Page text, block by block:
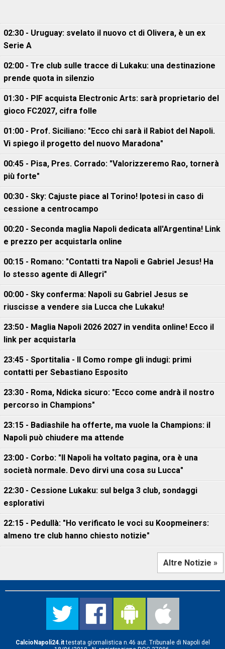
02:30 - Uruguay: svelato il nuovo ct di Olivera, è un ex
Serie A
02:00 - Tre club sulle tracce di Lukaku: una destinazione
prende quota in silenzio
01:30 - PIF acquista Electronic Arts: sarà proprietario del
gioco FC2027, cifra folle
01:00 - Prof. Siciliano: "Ecco chi sarà il Rabiot del Napoli.
Vi spiego il progetto del nuovo Maradona"
00:45 - Pisa, Pres. Corrado: "Valorizzeremo Rao, tornerà
più forte"
00:30 - Sky: Cajuste piace al Torino! Ipotesi in caso di
cessione a centrocampo
00:20 - Seconda maglia Napoli dedicata all'Argentina! Link
e prezzo per acquistarla online
00:15 - Romano: "Contatti tra Napoli e Gabriel Jesus! Ha
lo stesso agente di Allegri"
00:00 - Sky conferma: Napoli su Gabriel Jesus se
riuscisse a vendere sia Lucca che Lukaku!
23:50 - Maglia Napoli 2026 2027 in vendita online! Ecco il
link per acquistarla
23:45 - Sportitalia - Il Como rompe gli indugi: primi
contatti per Sebastiano Esposito
23:30 - Roma, Ndicka sicuro: "Ecco come andrà il nostro
percorso in Champions"
23:15 - Badiashile ha offerte, ma vuole la Champions: il
Napoli può chiudere ma attende
23:00 - Corbo: "Il Napoli ha voltato pagina, ora è una
società normale. Devo dirvi una cosa su Lucca"
22:30 - Cessione Lukaku: sul belga 3 club, sondaggi
esplorativi
22:15 - Pedullà: "Ho verificato le voci su Koopmeiners:
almeno tre club hanno chiesto notizie"
Altre Notizie »
CalcioNapoli24.ittestata giornalistica n.46 aut. Tribunale di Napoli del